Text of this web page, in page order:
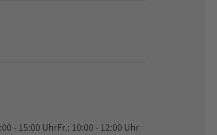
- 15:00 UhrFr.: 10:00 - 12:00 Uhr